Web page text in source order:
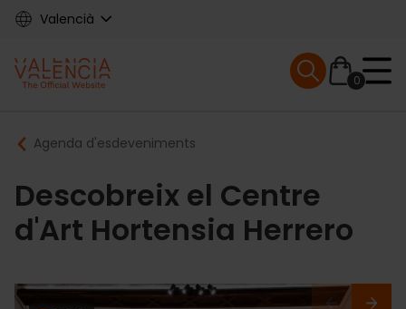
Skip
content
Valencià
Main
navigation
0
Mobile menu
Breadcrumb
Agenda d'esdeveniments
Descobreix el Centre
d'Art Hortensia Herrero